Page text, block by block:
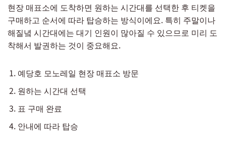
현장 매표소에 도착하면 원하는 시간대를 선택한 후 티켓을
구매하고 순서에 따라 탑승하는 방식이에요. 특히 주말이나
해질녘 시간대에는 대기 인원이 많아질 수 있으므로 미리 도
착해서 발권하는 것이 중요해요.
예당호 모노레일 현장 매표소 방문
원하는 시간대 선택
표 구매 완료
안내에 따라 탑승